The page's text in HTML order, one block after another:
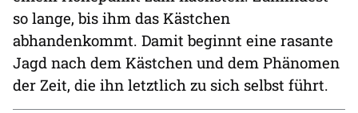
so lange, bis ihm das Kästchen
abhandenkommt. Damit beginnt eine rasante
Jagd nach dem Kästchen und dem Phänomen
der Zeit, die ihn letztlich zu sich selbst führt.